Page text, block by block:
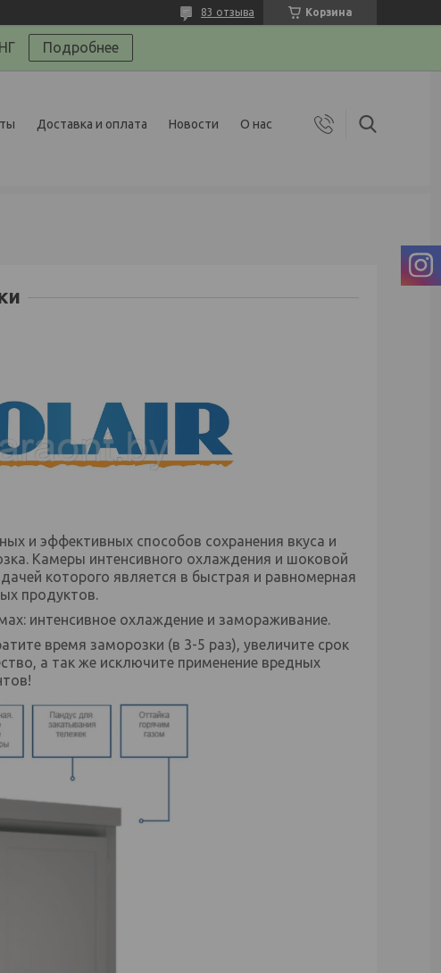
Корзина
83 отзыва
Подробнее
Доставка и оплата Новости О нас
и эффективных способов сохранения вкуса и
Камеры интенсивного охлаждения и шоковой
которого является в быстрая и равномерная
продуктов.
интенсивное охлаждение и замораживание.
время заморозки (в 3-5 раз), увеличите срок
а так же исключите применение вредных